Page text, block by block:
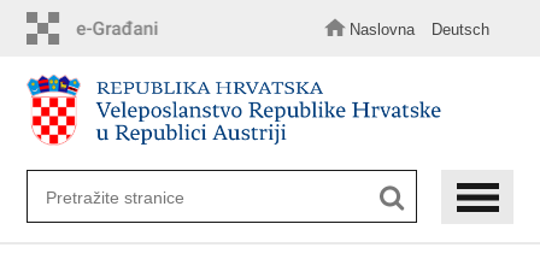
sadržaj
Naslovna Deutsch